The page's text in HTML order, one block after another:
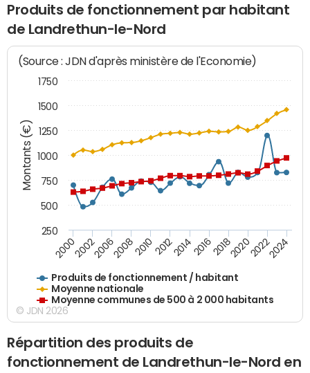
Produits de fonctionnement par habitant
de Landrethun-le-Nord
Montants (€)
(Source : JDN d'après ministère de l'Economie)
Produits de fonctionnement / habitant
Moyenne nationale
Moyenne communes de 500 à 2 000 habitants
200020022006200820102012201420162018202020222024
250
500
750
1000
1250
1500
1750
© JDN 2026
Répartition des produits de
fonctionnement de Landrethun-le-Nord en